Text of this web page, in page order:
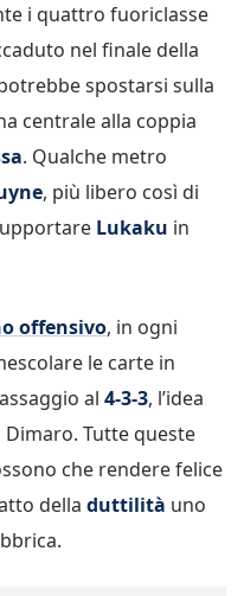
i quattro fuoriclasse
nel finale della
spostarsi sulla
centrale alla coppia
. Qualche metro
, più libero così di
Lukaku in
offensivo, in ogni
le carte in
al 4-3-3, l’idea
Tutte queste
che rendere felice
della duttilità uno